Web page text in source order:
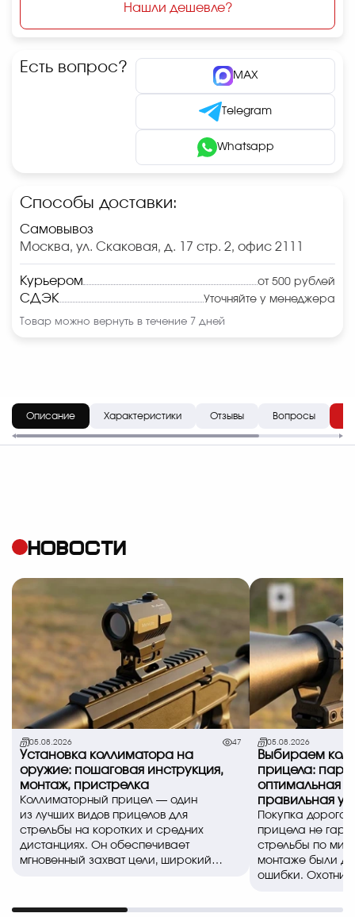
Нашли дешевле?
Есть вопрос? MAX
Telegram
Whatsapp
Способы доставки:
Самовывоз
Москва, ул. Скаковая, д. 17 стр. 2, офис 2111
Курьером от 500 рублей
СДЭК Уточняйте у менеджера
Товар можно вернуть в течение 7 дней
Описание Характеристики Отзывы Вопросы
НОВОСТИ
05.08.2026 47
Установка коллиматора на
оружие: пошаговая инструкция,
монтаж, пристрелка
Коллиматорный прицел — один
из лучших видов прицелов для
стрельбы на коротких и средних
дистанциях. Он обеспечивает
мгновенный захват цели, широкий
05.08.2026
Выбираем
прицела:
оптимальная
правильная
Покупка
прицела не
стрельбы по
монтаже были
ошибки.